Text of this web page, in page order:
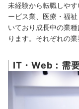
未経験から転職しや
ービス業、医療・福
いており成長中の業
ります。それぞれの
IT・Web：需